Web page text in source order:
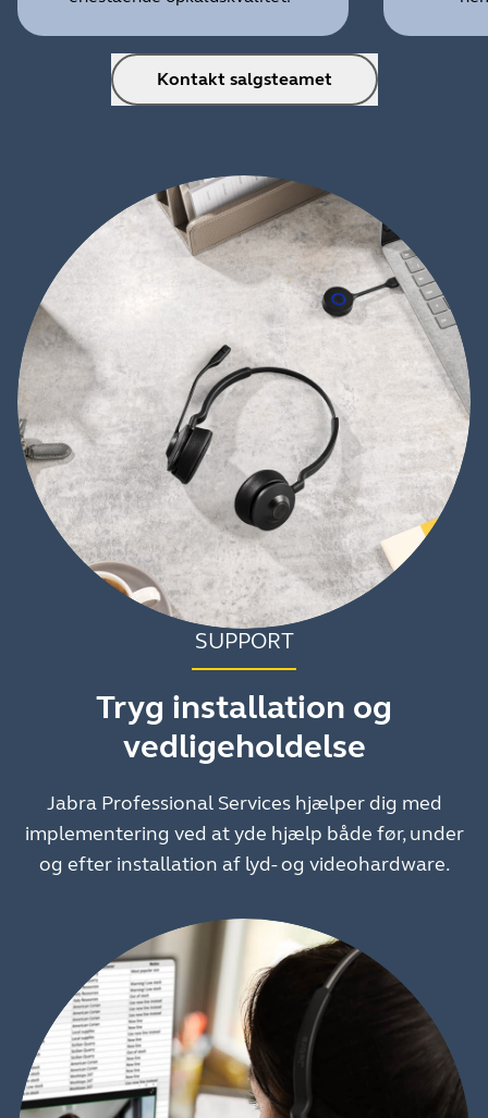
Kontakt salgsteamet
SUPPORT
Tryg installation og
vedligeholdelse
Jabra Professional Services hjælper dig med
implementering ved at yde hjælp både før, under
og efter installation af lyd- og videohardware.